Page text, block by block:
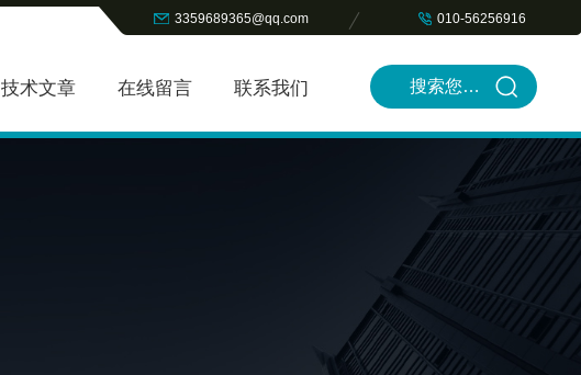
3359689365@qq.com 010-56256916
技术文章 在线留言 联系我们